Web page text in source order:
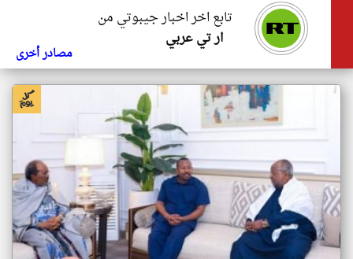
تابع اخر اخبار جيبوتي من
ار تي عربي
مصادر أخرى